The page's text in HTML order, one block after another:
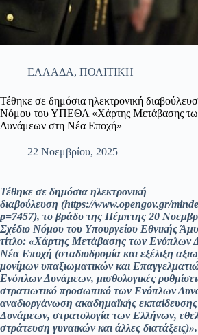
ΕΛΛΑΔΑ, ΠΟΛΙΤΙΚΗ
Τέθηκε σε δημόσια ηλεκτρονική
Νόμου του ΥΠΕΘΑ «Χάρτης Μετάβασης
Δυνάμεων στη Νέα Εποχή»
22 Νοεμβρίου, 2025
Τέθηκε σε δημόσια ηλεκτρονική
διαβούλευση (https://www.opengov.gr/
p=7457), το βράδυ της Πέμπτης 20
Σχέδιο Νόμου του Υπουργείου Εθνικής
τίτλο: «Χάρτης Μετάβασης των Ενόπλων
Νέα Εποχή (σταδιοδρομία και εξέλιξη
μονίμων υπαξιωματικών και
Ενόπλων Δυνάμεων, μισθολογικές
στρατιωτικό προσωπικό των Ενόπλων
αναδιοργάνωση ακαδημαϊκής
Δυνάμεων, στρατολογία των Ελλήνων,
στράτευση γυναικών και άλλες διατάξεις)».